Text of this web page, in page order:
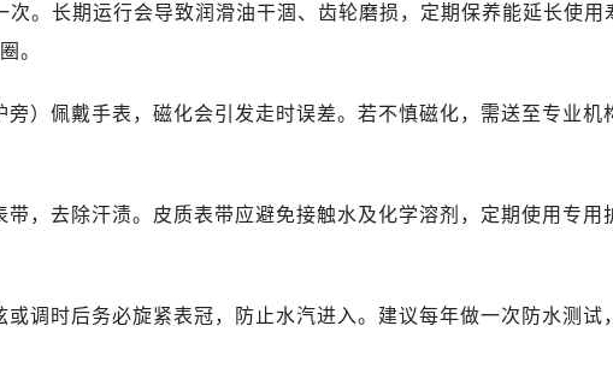
售后服务中心（需提前预约）
售后服务中心（需提前预约）
路售后服务中心（需提前预约）
后服务中心（需提前预约）
服务中心（需提前预约）
后服务中心（需提前预约）
次。长期运行会导致润滑油干涸、齿轮磨损，定期保养能延长使用
。
）佩戴手表，磁化会引发走时误差。若不慎磁化，需送至专业机
，去除汗渍。皮质表带应避免接触水及化学溶剂，定期使用专用
调时后务必旋紧表冠，防止水汽进入。建议每年做一次防水测试，